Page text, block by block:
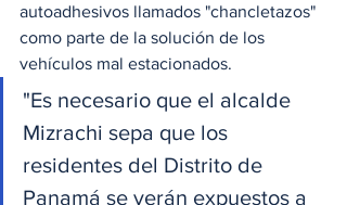
autoadhesivos llamados "chancletazos"
como parte de la solución de los
vehículos mal estacionados.
"Es necesario que el alcalde
Mizrachi sepa que los
residentes del Distrito de
Panamá se verán expuestos a